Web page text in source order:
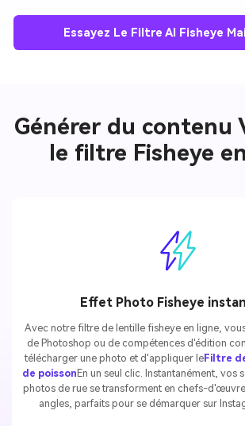
Essayez Le Filtre AI Fisheye
Générer du contenu
le filtre Fisheye
Effet Photo Fisheye
Avec notre filtre de lentille fisheye en ligne,
de Photoshop ou de compétences d'édition
télécharger une photo et d'appliquer leFiltre
de poissonEn un seul clic. Instantanément, vos
photos de rue se transforment en chefs-
angles, parfaits pour se démarquer sur